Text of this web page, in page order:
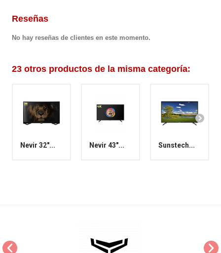
Reseñas
No hay reseñas de clientes en este momento.
23 otros productos de la misma categoría:
Nevir 32"... Nevir 43"... Sunstech...